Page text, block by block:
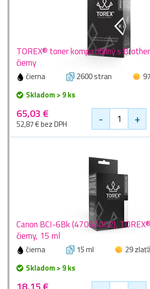
TOREX® toner kompatibilný s
čierny
čierna 2600 stran
Skladom > 9 ks
65,03 €
52,87 € bez DPH - +
Canon BCI-6Bk (4705A002),
čierny, 15 ml
čierna 15 ml
29
Skladom > 9 ks